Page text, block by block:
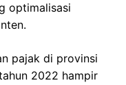
optimalisasi
pajak di provinsi
2022 hampir